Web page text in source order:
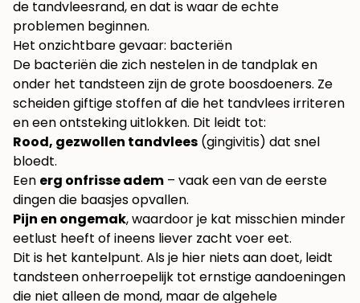
de tandvleesrand, en dat is waar de echte
problemen beginnen.
Het onzichtbare gevaar: bacteriën
De bacteriën die zich nestelen in de tandplak en
onder het tandsteen zijn de grote boosdoeners. Ze
scheiden giftige stoffen af die het tandvlees irriteren
en een ontsteking uitlokken. Dit leidt tot:
Rood, gezwollen tandvlees (gingivitis) dat snel
bloedt.
Een erg onfrisse adem – vaak een van de eerste
dingen die baasjes opvallen.
Pijn en ongemak, waardoor je kat misschien minder
eetlust heeft of ineens liever zacht voer eet.
Dit is het kantelpunt. Als je hier niets aan doet, leidt
tandsteen onherroepelijk tot ernstige aandoeningen
die niet alleen de mond, maar de algehele